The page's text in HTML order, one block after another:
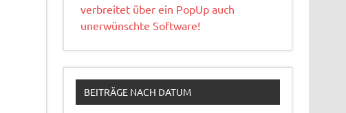
verbreitet über ein PopUp auch
unerwünschte Software!
BEITRÄGE NACH DATUM